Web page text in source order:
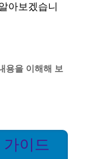
아보겠습니
용을 이해해 보
이드